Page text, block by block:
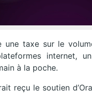
une taxe sur le
internet,
à la poche.
reçu le soutien